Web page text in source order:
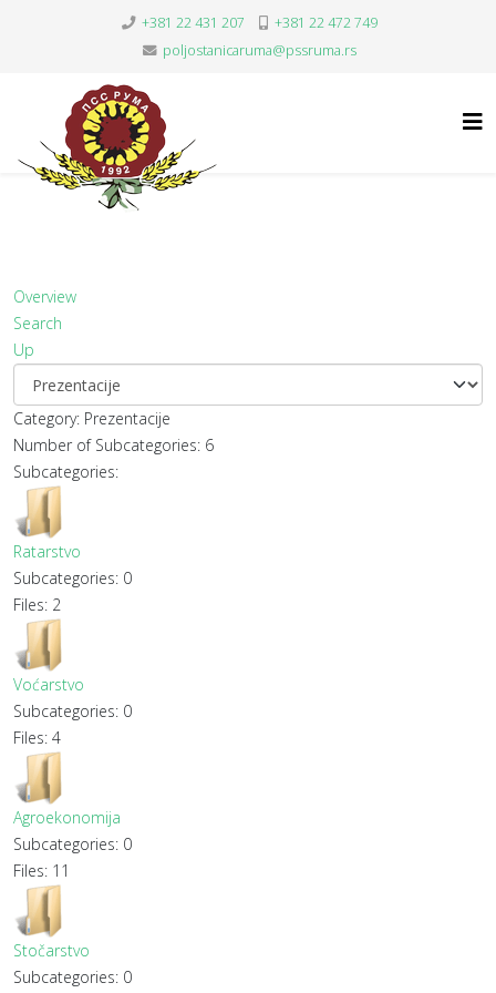
+381 22 431 207
+381 22 472 749
poljostanicaruma@pssruma.rs
Overview
Search
Up
Category: Prezentacije
Number of Subcategories: 6
Subcategories:
Ratarstvo
Subcategories: 0
Files: 2
Voćarstvo
Subcategories: 0
Files: 4
Agroekonomija
Subcategories: 0
Files: 11
Stočarstvo
Subcategories: 0